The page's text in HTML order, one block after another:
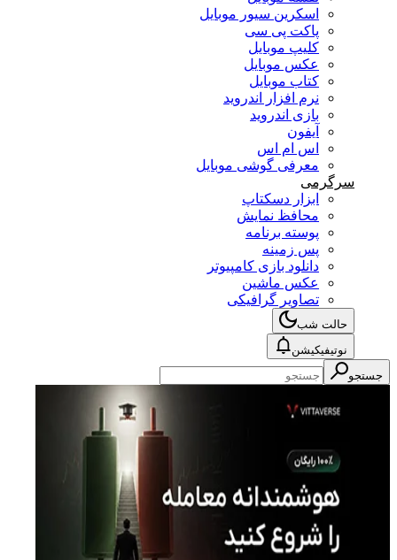
اسکرین سیور موبایل
پاکت پی سی
کلیپ موبایل
عکس موبایل
کتاب موبایل
نرم افزار اندروید
بازی اندروید
آیفون
اس ام اس
معرفی گوشی موبایل
سرگرمی
ابزار دسکتاپ
محافظ نمایش
پوسته برنامه
پس زمینه
دانلود بازی کامپیوتر
عکس ماشین
تصاویر گرافیکی
حالت شب
نوتیفیکیشن
جستجو